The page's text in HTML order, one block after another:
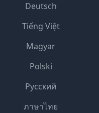
Deutsch
Tiếng Việt
Magyar
Polski
Русский
ภาษาไทย